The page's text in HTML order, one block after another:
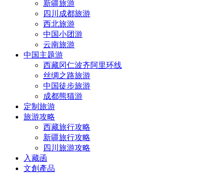
新疆旅游
四川成都旅游
西北旅游
中国小团游
云南旅游
中国主题游
西藏冈仁波齐阿里环线
丝绸之路旅游
中国徒步旅游
成都熊猫游
定制旅游
旅游攻略
西藏旅行攻略
新疆旅行攻略
四川旅游攻略
入藏函
文創產品